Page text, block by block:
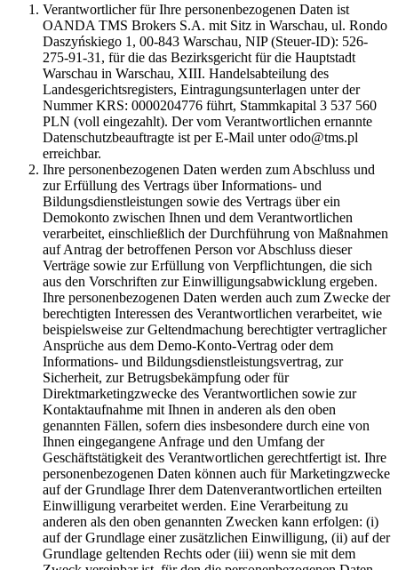
Verantwortlicher für Ihre personenbezogenen Daten ist
OANDA TMS Brokers S.A. mit Sitz in Warschau, ul. Rondo
Daszyńskiego 1, 00-843 Warschau, NIP (Steuer-ID): 526-
275-91-31, für die das Bezirksgericht für die Hauptstadt
Warschau in Warschau, XIII. Handelsabteilung des
Landesgerichtsregisters, Eintragungsunterlagen unter der
Nummer KRS: 0000204776 führt, Stammkapital 3 537 560
PLN (voll eingezahlt). Der vom Verantwortlichen ernannte
Datenschutzbeauftragte ist per E-Mail unter odo@tms.pl
erreichbar.
Ihre personenbezogenen Daten werden zum Abschluss und
zur Erfüllung des Vertrags über Informations- und
Bildungsdienstleistungen sowie des Vertrags über ein
Demokonto zwischen Ihnen und dem Verantwortlichen
verarbeitet, einschließlich der Durchführung von Maßnahmen
auf Antrag der betroffenen Person vor Abschluss dieser
Verträge sowie zur Erfüllung von Verpflichtungen, die sich
aus den Vorschriften zur Einwilligungsabwicklung ergeben.
Ihre personenbezogenen Daten werden auch zum Zwecke der
berechtigten Interessen des Verantwortlichen verarbeitet, wie
beispielsweise zur Geltendmachung berechtigter vertraglicher
Ansprüche aus dem Demo-Konto-Vertrag oder dem
Informations- und Bildungsdienstleistungsvertrag, zur
Sicherheit, zur Betrugsbekämpfung oder für
Direktmarketingzwecke des Verantwortlichen sowie zur
Kontaktaufnahme mit Ihnen in anderen als den oben
genannten Fällen, sofern dies insbesondere durch eine von
Ihnen eingegangene Anfrage und den Umfang der
Geschäftstätigkeit des Verantwortlichen gerechtfertigt ist. Ihre
personenbezogenen Daten können auch für Marketingzwecke
auf der Grundlage Ihrer dem Datenverantwortlichen erteilten
Einwilligung verarbeitet werden. Eine Verarbeitung zu
anderen als den oben genannten Zwecken kann erfolgen: (i)
auf der Grundlage einer zusätzlichen Einwilligung, (ii) auf der
Grundlage geltenden Rechts oder (iii) wenn sie mit dem